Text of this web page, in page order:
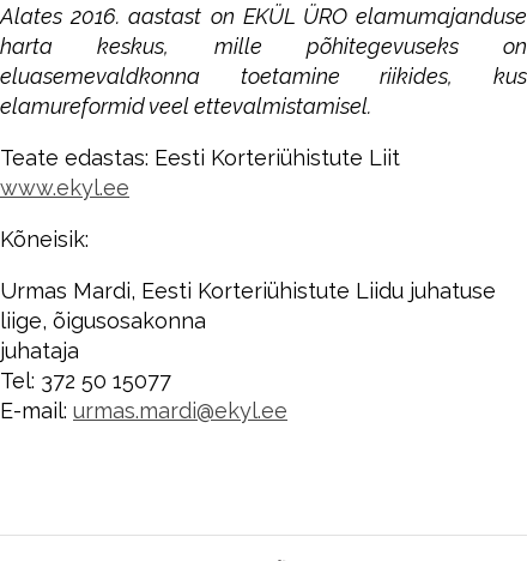
Alates 2016. aastast on EKÜL ÜRO elamumajanduse
harta keskus, mille põhitegevuseks on
eluasemevaldkonna toetamine riikides, kus
elamureformid veel ettevalmistamisel.
Teate edastas: Eesti Korteriühistute Liit
www.ekyl.ee
Kõneisik:
Urmas Mardi, Eesti Korteriühistute Liidu juhatuse
liige, õigusosakonna
juhataja
Tel: 372 50 15077
E-mail: urmas.mardi@ekyl.ee